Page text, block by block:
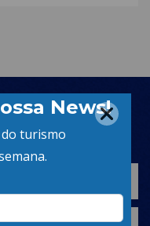
e receba
e-mail